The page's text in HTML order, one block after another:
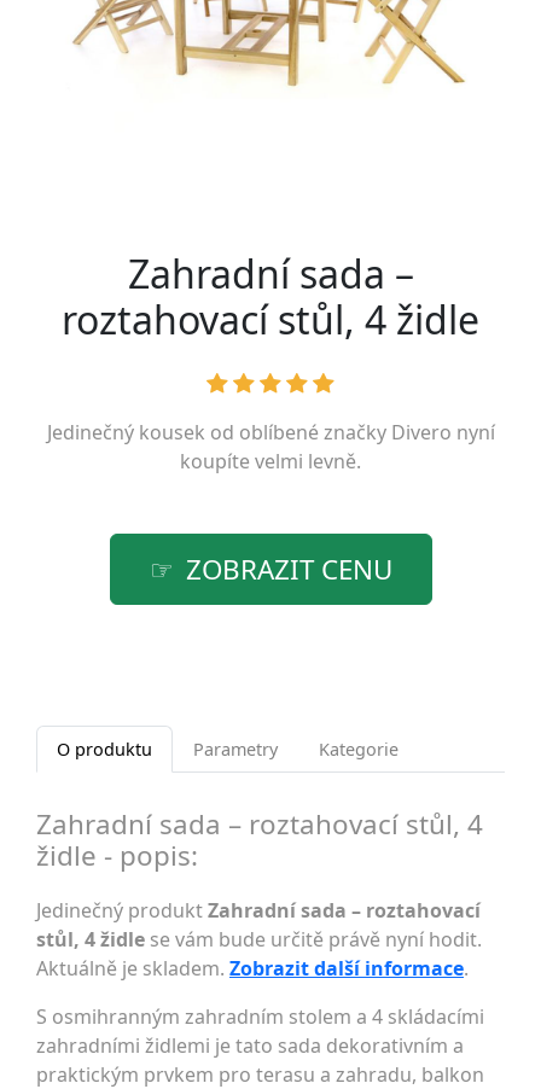
Zahradní sada –
roztahovací stůl, 4 židle
Jedinečný kousek od oblíbené značky Divero nyní
koupíte velmi levně.
ZOBRAZIT CENU
O produktu Parametry Kategorie
Zahradní sada – roztahovací stůl, 4
židle - popis:
Jedinečný produktZahradní sada – roztahovací
stůl, 4 židle se vám bude určitě právě nyní hodit.
Aktuálně je skladem. Zobrazit další informace.
S osmihranným zahradním stolem a 4 skládacími
zahradními židlemi je tato sada dekorativním a
praktickým prvkem pro terasu a zahradu, balkon